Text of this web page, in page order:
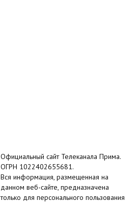
Официальный сайт Телеканала Прима.
ОГРН 1022402655681.
Вся информация, размещенная на
данном веб-сайте, предназначена
только для персонального пользования